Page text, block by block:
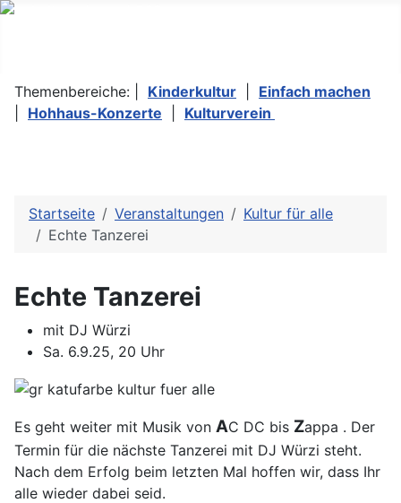
Themenbereiche: | Kinderkultur
Einfach machen
Hohhaus-Konzerte Kulturverein
Startseite Veranstaltungen
Kultur für alle
Echte Tanzerei
Echte Tanzerei
mit DJ Würzi
Sa. 6.9.25, 20 Uhr
Es geht weiter mit Musik von AC DC bis Zappa . Der
Termin für die nächste Tanzerei mit DJ Würzi steht.
Nach dem Erfolg beim letzten Mal hoffen wir, dass Ihr
alle wieder dabei seid.